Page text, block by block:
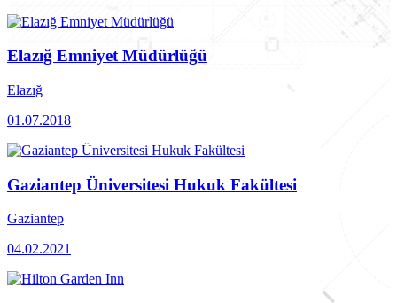
Elazığ Emniyet Müdürlüğü
Elazığ
01.07.2018
Gaziantep Üniversitesi Hukuk Fakültesi
Gaziantep
04.02.2021